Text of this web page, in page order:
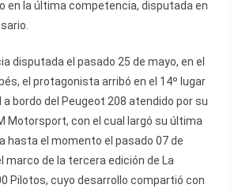
en la última competencia, disputada en
disputada el pasado 25 de mayo, en el
el protagonista arribó en el 14º lugar
a bordo del Peugeot 208 atendido por su
Motorsport, con el cual largó su última
hasta el momento el pasado 07 de
marco de la tercera edición de La
Pilotos, cuyo desarrollo compartió con